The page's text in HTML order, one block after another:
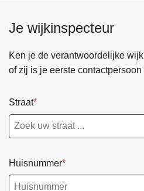
Je wijkinspecteur
Ken je de verantwoordelijke
of zij is je eerste
Straat
Huisnummer